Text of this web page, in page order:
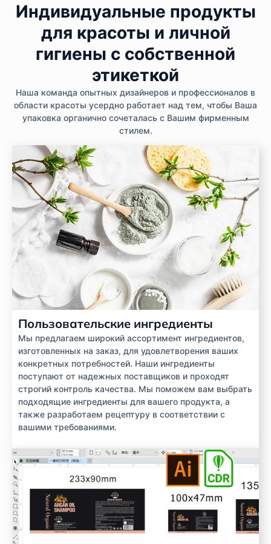
Индивидуальные продукты
для красоты и личной
гигиены с собственной
этикеткой
Наша команда опытных дизайнеров и профессионалов в
области красоты усердно работает над тем, чтобы Ваша
упаковка органично сочеталась с Вашим фирменным
стилем.
Пользовательские ингредиенты
Мы предлагаем широкий ассортимент ингредиентов,
изготовленных на заказ, для удовлетворения ваших
конкретных потребностей. Наши ингредиенты
поступают от надежных поставщиков и проходят
строгий контроль качества. Мы поможем вам выбрать
подходящие ингредиенты для вашего продукта, а
также разработаем рецептуру в соответствии с
вашими требованиями.